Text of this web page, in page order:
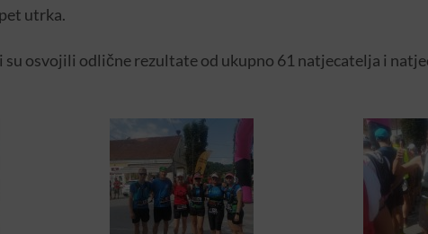
utrka.
su osvojili odlične rezultate od ukupno 61 natjecatelja i